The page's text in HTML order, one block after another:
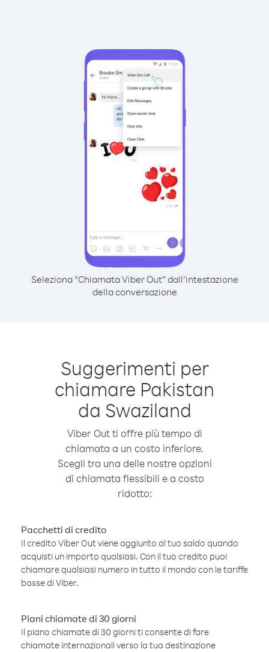
Seleziona “Chiamata Viber Out” dall’intestazione
della conversazione
Suggerimenti per
chiamare Pakistan
da Swaziland
Viber Out ti offre più tempo di
chiamata a un costo inferiore.
Scegli tra una delle nostre opzioni
di chiamata flessibili e a costo
ridotto:
Pacchetti di credito
Il credito Viber Out viene aggiunto al tuo saldo quando
acquisti un importo qualsiasi. Con il tuo credito puoi
chiamare qualsiasi numero in tutto il mondo con le tariffe
basse di Viber.
Piani chiamate di 30 giorni
Il piano chiamate di 30 giorni ti consente di fare
chiamate internazionali verso la tua destinazione